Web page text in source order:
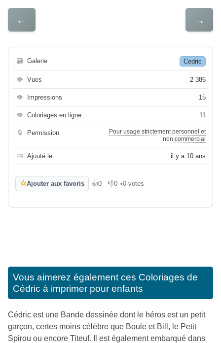
← →
🗃 Galerie Cedric
👁 Vues 2 386
👁 Impressions 15
👁 Coloriages en ligne 11
🔒 Permission
Pour usage strictement personnel et
non commercial
📅 Ajouté le il y a 10 ans
☆Ajouter aux favoris 👍0
J'aime 👎0
Je n'aime pas
•0 votes
Vous aimerez également ces Coloriages de
Cédric à imprimer pour enfants
Cédric est une Bande dessinée dont le héros est un petit
garçon, certes moins célèbre que Boule et Bill, le Petit
Spirou ou encore Titeuf. Il est également embarqué dans